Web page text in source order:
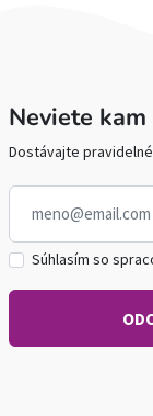
Neviete
Dostávajte
Súhlasím so